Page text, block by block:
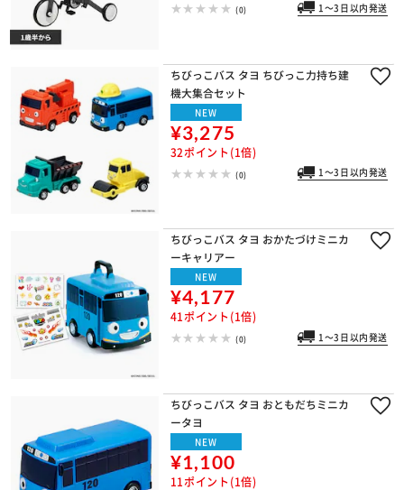
(0) 1～3日以内発送
ちびっこバス タヨ ちびっこ力持ち建
機大集合セット
NEW
¥3,275
32ポイント(1倍)
(0) 1～3日以内発送
ちびっこバス タヨ おかたづけミニカ
ーキャリアー
NEW
¥4,177
41ポイント(1倍)
(0) 1～3日以内発送
ちびっこバス タヨ おともだちミニカ
ータヨ
NEW
¥1,100
11ポイント(1倍)